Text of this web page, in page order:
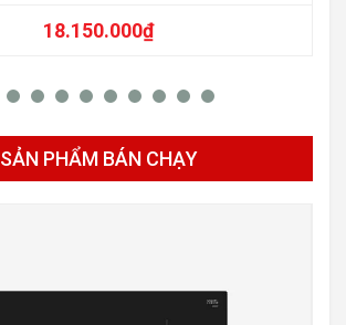
18.150.000₫
SẢN PHẨM BÁN CHẠY